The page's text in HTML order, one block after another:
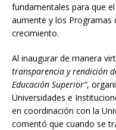
fundamentales para que
aumente y los Programas
crecimiento.
Al inaugurar de manera
transparencia y rendición
Educación Superior”,
Universidades e
en coordinación con la
comentó que cuando se